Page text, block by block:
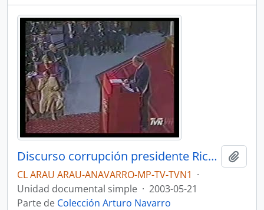
Discurso corrupción presidente Ricardo Lagos. Noticiario Central
CL ARAU ARAU-ANAVARRO-MP-TV-TVN1 ·
Unidad documental simple · 2003-05-21
Parte de Colección Arturo Navarro